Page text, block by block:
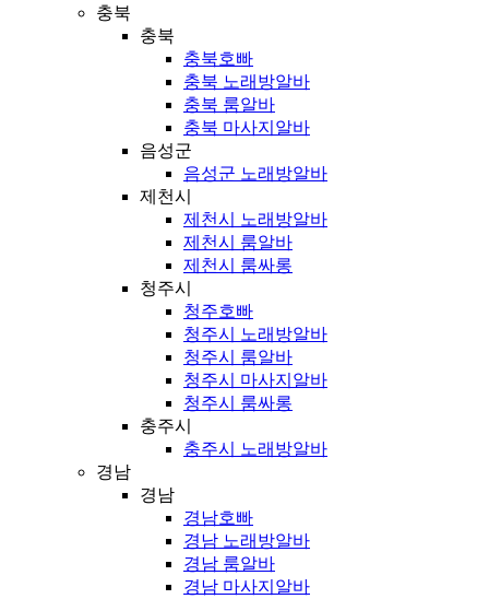
충북
충북
충북호빠
충북 노래방알바
충북 룸알바
충북 마사지알바
음성군
음성군 노래방알바
제천시
제천시 노래방알바
제천시 룸알바
제천시 룸싸롱
청주시
청주호빠
청주시 노래방알바
청주시 룸알바
청주시 마사지알바
청주시 룸싸롱
충주시
충주시 노래방알바
경남
경남
경남호빠
경남 노래방알바
경남 룸알바
경남 마사지알바